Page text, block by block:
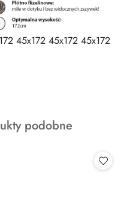
45x172 45x172 45x172
podobne